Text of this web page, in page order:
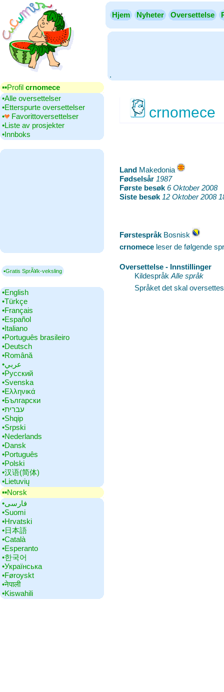
Hjem Nyheter Oversettelse
.
▪▪‎Profil crnomece
•‎Alle oversettelser
•‎Etterspurte oversettelser
•‎
Favorittoversettelser
•‎Liste av prosjekter
•‎Innboks
▪Gratis SprÃ¥k-veksling
•‎English
•‎Türkçe
•‎Français
•‎Español
•‎Italiano
•‎Português brasileiro
•‎Deutsch
•‎Română
•‎عربي
•‎Русский
•‎Svenska
•‎Ελληνικά
•‎Български
•‎עברית
•‎Shqip
•‎Srpski
•‎Nederlands
•‎Dansk
•‎Português
•‎Polski
•‎汉语(简体)
•‎Lietuvių
▪▪‎Norsk
•‎فارسی
•‎Suomi
•‎Hrvatski
•‎日本語
•‎Català
•‎Esperanto
•‎한국어
•‎Українська
•‎Føroyskt
•‎नेपाली
•‎Kiswahili
crnomece
Land ‎Makedonia
Fødselsår 1987
Første besøk 6 Oktober 2008
Siste besøk 12 Oktober 2008
Førstespråk ‎Bosnisk
crnomece leser de følgende
Oversettelse - Innstillinger
Kildespråk Alle språk
Språket det skal